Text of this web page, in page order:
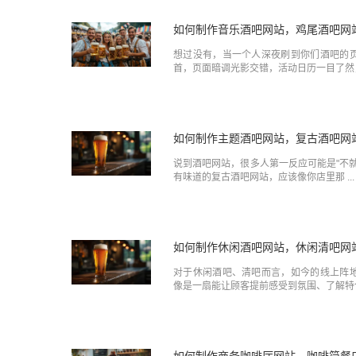
如何制作音乐酒吧网站，鸡尾酒吧网
想过没有，当一个人深夜刷到你们酒吧的
首，页面暗调光影交错，活动日历一目了然
如何制作主题酒吧网站，复古酒吧网
说到酒吧网站，很多人第一反应可能是"不
有味道的复古酒吧网站，应该像你店里那 ...
如何制作休闲酒吧网站，休闲清吧网
对于休闲酒吧、清吧而言，如今的线上阵
像是一扇能让顾客提前感受到氛围、了解特